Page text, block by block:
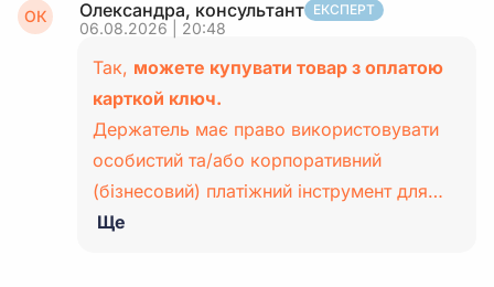
ОК Олександра, консультант ЕКСПЕРТ
06.08.2026 | 20:48
Так, можете купувати товар з оплатою
карткой ключ.
Держатель має право використовувати
особистий та/або корпоративний
(бізнесовий) платіжний інструмент для…
Ще